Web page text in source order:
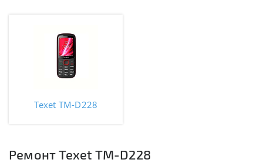
Texet TM-D228
Ремонт Texet TM-D228